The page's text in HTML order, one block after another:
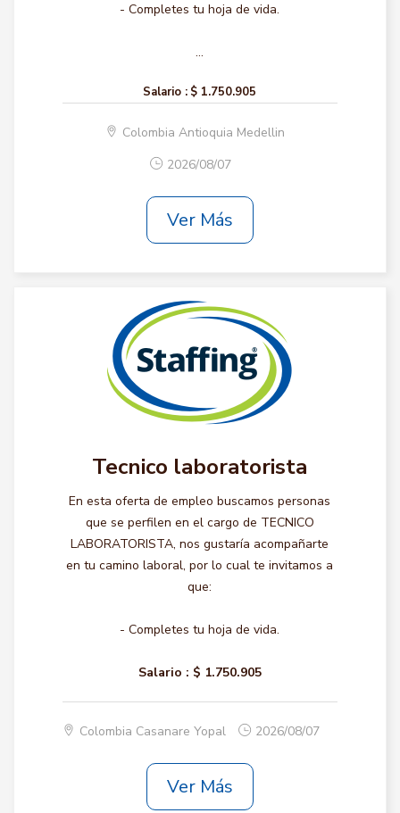
- Completes tu hoja de vida.
...
Salario : $ 1.750.905
Colombia Antioquia Medellin
2026/08/07
Ver Más
Tecnico laboratorista
En esta oferta de empleo buscamos personas
que se perfilen en el cargo de TECNICO
LABORATORISTA, nos gustaría acompañarte
en tu camino laboral, por lo cual te invitamos a
que:
- Completes tu hoja de vida.
Salario : $ 1.750.905
Colombia Casanare Yopal 2026/08/07
Ver Más